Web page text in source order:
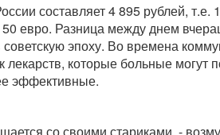
составляет 4 895 рублей,
50 евро. Разница между днем
советскую эпоху. Во времена
которые больные могут
эффективные.
со своими стариками, -